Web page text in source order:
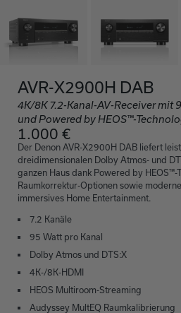
AVR-X2900H DAB
4K/8K 7.2-Kanal-AV-Receiver mit
und Powered by HEOS™-
1.000 €
Der Denon AVR-X2900H DAB liefert
dreidimensionalen Dolby Atmos- und
ganzen Haus dank Powered by
Raumkorrektur-Optionen sowie
immersives Home Entertainment.
7.2 Kanäle
95 Watt pro Kanal
Dolby Atmos und DTS:X
4K-/8K-HDMI
HEOS Multiroom-Streaming
Audyssey MultEQ Raumkalibrierung